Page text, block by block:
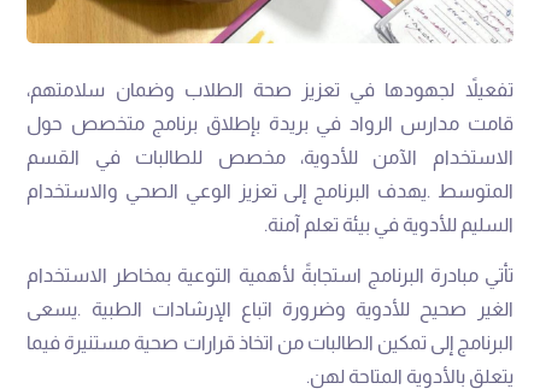
‬السليم‭ ‬للأدوية‭ ‬في‭ ‬بيئة‭ ‬تعلم‭ ‬آمنة‭.‬
‬يتعلق‭ ‬بالأدوية‭ ‬المتاحة‭ ‬لهن‭.‬